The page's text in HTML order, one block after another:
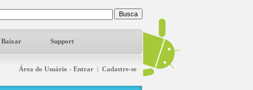
Baixar Support
Área do Usuário - Entrar | Cadastre-se